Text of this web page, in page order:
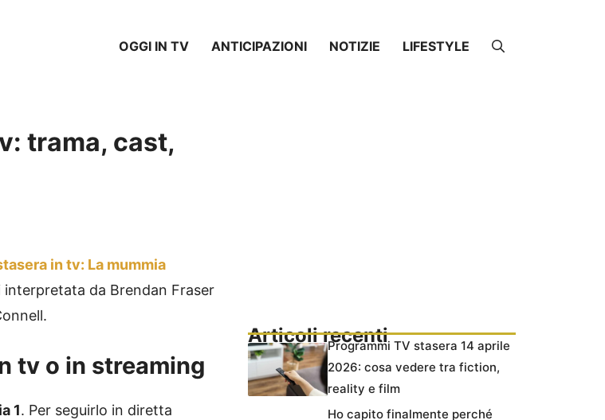
OGGI IN TV ANTICIPAZIONI NOTIZIE LIFESTYLE
trama, cast,
in tv: La mummia
interpretata da Brendan Fraser
tv o in streaming
1. Per seguirlo in diretta
Articoli recentiProgrammi TV stasera 14 aprile
2026: cosa vedere tra fiction,
reality e film
Ho capito finalmente perché